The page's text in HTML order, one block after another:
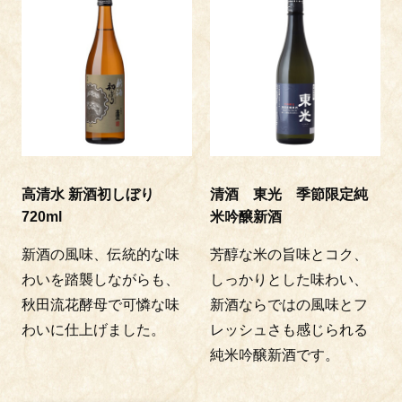
高清水 新酒初しぼり
720ml
新酒の風味、伝統的な味
わいを踏襲しながらも、
秋田流花酵母で可憐な味
わいに仕上げました。
清酒 東光 季節限定純
米吟醸新酒
芳醇な米の旨味とコク、
しっかりとした味わい、
新酒ならではの風味とフ
レッシュさも感じられる
純米吟醸新酒です。